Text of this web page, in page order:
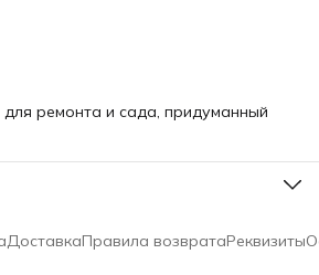
ремонта и сада, придуманный
ДоставкаПравила возвратаРеквизиты